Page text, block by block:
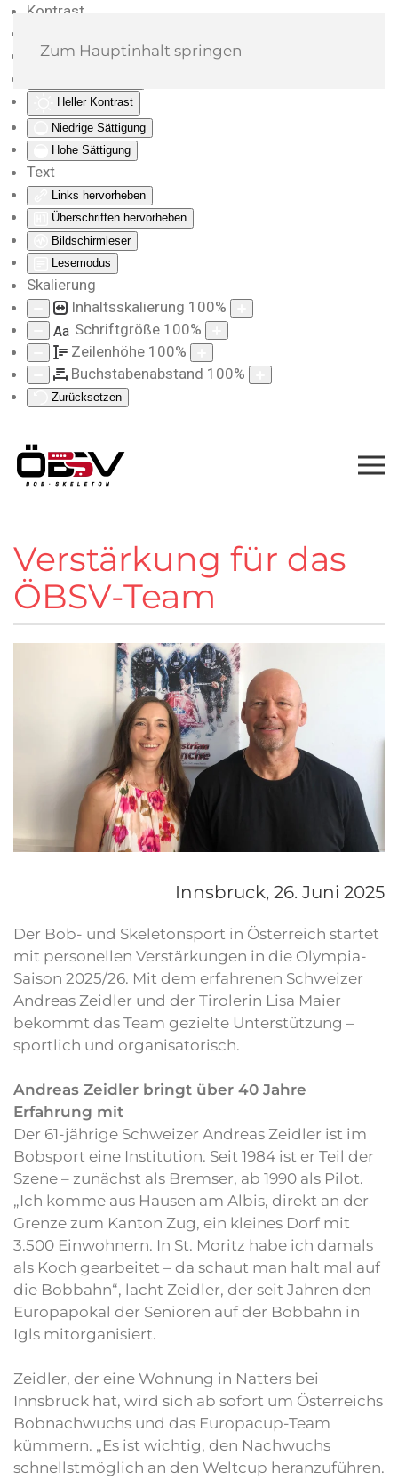
Kontrast
Monochrom
Heller Kontrast
Niedrige Sättigung
Hohe Sättigung
Text
Links hervorheben
Überschriften hervorheben
Bildschirmleser
Lesemodus
Skalierung
Inhaltsskalierung 100%
Aa Schriftgröße 100%
Zeilenhöhe 100%
Buchstabenabstand 100%
Zurücksetzen
Zum Hauptinhalt springen
Verstärkung für das
ÖBSV-Team
Innsbruck, 26. Juni 2025
Der Bob- und Skeletonsport in Österreich startet
mit personellen Verstärkungen in die Olympia-
Saison 2025/26. Mit dem erfahrenen Schweizer
Andreas Zeidler und der Tirolerin Lisa Maier
bekommt das Team gezielte Unterstützung –
sportlich und organisatorisch.
Andreas Zeidler bringt über 40 Jahre
Erfahrung mit
Der 61-jährige Schweizer Andreas Zeidler ist im
Bobsport eine Institution. Seit 1984 ist er Teil der
Szene – zunächst als Bremser, ab 1990 als Pilot.
„Ich komme aus Hausen am Albis, direkt an der
Grenze zum Kanton Zug, ein kleines Dorf mit
3.500 Einwohnern. In St. Moritz habe ich damals
als Koch gearbeitet – da schaut man halt mal auf
die Bobbahn“, lacht Zeidler, der seit Jahren den
Europapokal der Senioren auf der Bobbahn in
Igls mitorganisiert.
Zeidler, der eine Wohnung in Natters bei
Innsbruck hat, wird sich ab sofort um Österreichs
Bobnachwuchs und das Europacup-Team
kümmern. „Es ist wichtig, den Nachwuchs
schnellstmöglich an den Weltcup heranzuführen.